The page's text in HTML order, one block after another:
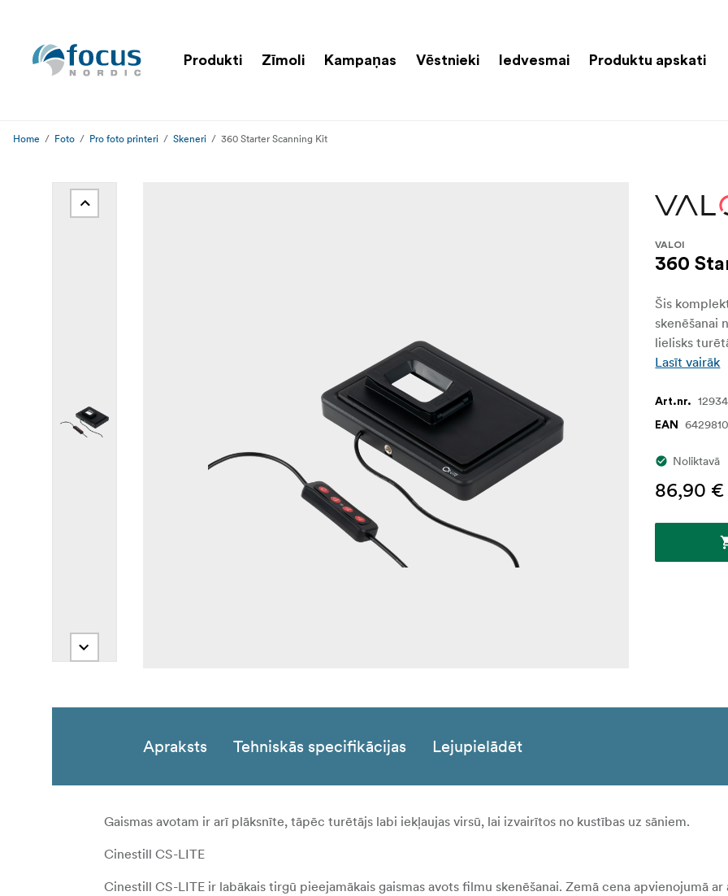
Produkti Zīmoli Kampaņas Vēstnieki Iedvesmai Produktu apskati
Home Foto Pro foto printeri Skeneri 360 Starter Scanning Kit
VALOI
360
Šis
skenēšanai
lielisks
Lasīt vairāk
Art.nr.
EAN
Noliktavā
86,90 €
Apraksts Tehniskās specifikācijas Lejupielādēt
Gaismas avotam ir arī plāksnīte, tāpēc turētājs labi iekļaujas virsū, lai izvairītos no kustības uz sāniem.
Cinestill CS-LITE
Cinestill CS-LITE ir labākais tirgū pieejamākais gaismas avots filmu skenēšanai. Zemā cena apvienojumā ar